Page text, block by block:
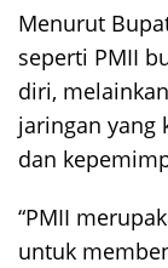
Menurut
seperti PMII
diri,
jaringan yang
dan
“PMII
untuk